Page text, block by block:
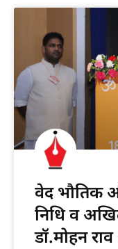
वेद भौतिक
निधि व
डॉ.मोहन